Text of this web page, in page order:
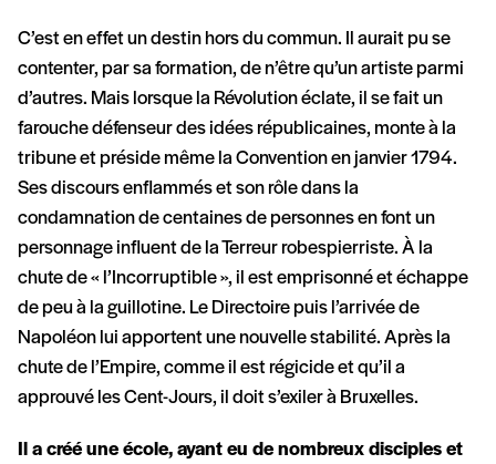
C’est en effet un destin hors du commun. Il aurait pu se
contenter, par sa formation, de n’être qu’un artiste parmi
d’autres. Mais lorsque la Révolution éclate, il se fait un
farouche défenseur des idées républicaines, monte à la
tribune et préside même la Convention en janvier 1794.
Ses discours enflammés et son rôle dans la
condamnation de centaines de personnes en font un
personnage influent de la Terreur robespierriste. À la
chute de « l’Incorruptible », il est emprisonné et échappe
de peu à la guillotine. Le Directoire puis l’arrivée de
Napoléon lui apportent une nouvelle stabilité. Après la
chute de l’Empire, comme il est régicide et qu’il a
approuvé les Cent-Jours, il doit s’exiler à Bruxelles.
Il a créé une école, ayant eu de nombreux disciples et